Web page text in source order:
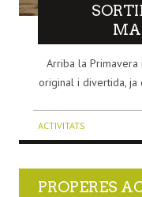
Arriba la
original i divertida, ja
ACTIVITATS
PROPERES